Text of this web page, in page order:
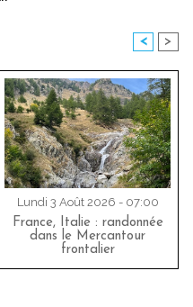
< >
Lundi 3 Août 2026 - 07:00
France, Italie : randonnée
dans le Mercantour
frontalier